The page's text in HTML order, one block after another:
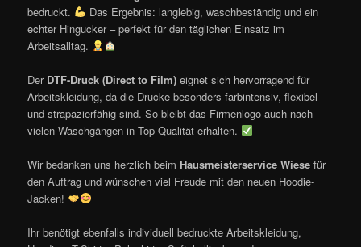
bedruckt.
Das Ergebnis: langlebig, waschbeständig und ein
echter Hingucker – perfekt für den täglichen Einsatz im
Arbeitsalltag.
Der DTF-Druck (Direct to Film) eignet sich hervorragend für
Arbeitskleidung, da die Drucke besonders farbintensiv, flexibel
und strapazierfähig sind. So bleibt das Firmenlogo auch nach
vielen Waschgängen in Top-Qualität erhalten.
Wir bedanken uns herzlich beim Hausmeisterservice Wiese für
den Auftrag und wünschen viel Freude mit den neuen Hoodie-
Jacken!
Ihr benötigt ebenfalls individuell bedruckte Arbeitskleidung,